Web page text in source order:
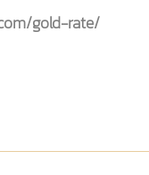
gold-rate/